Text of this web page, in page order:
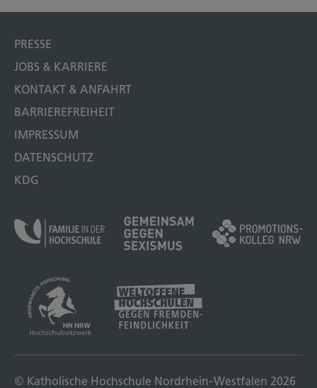
PRESSE
JOBS & KARRIERE
KONTAKT & ANFAHRT
BARRIEREFREIHEIT
IMPRESSUM
DATENSCHUTZ
KDG
© Katholische Hochschule Nordrhein-Westfalen 2026